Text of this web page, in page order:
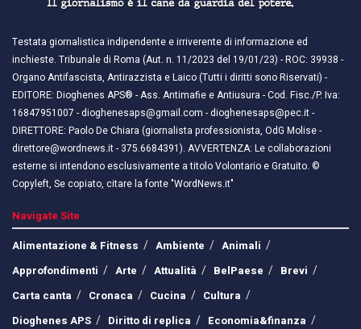
Testata giornalistica indipendente e irriverente di informazione ed
inchieste. Tribunale di Roma (Aut. n. 11/2023 del 19/01/23) - ROC: 39938 -
Organo Antifascista, Antirazzista e Laico (Tutti i diritti sono Riservati) -
EDITORE: Dioghenes APS® - Ass. Antimafie e Antiusura - Cod. Fisc./P. Iva:
16847951007 - dioghenesaps@gmail.com - dioghenesaps@pec.it - ​​
DIRETTORE: Paolo De Chiara (giornalista professionista, OdG Molise -
direttore@wordnews.it - ​​375.6684391). AVVERTENZA: Le collaborazioni
esterne si intendono esclusivamente a titolo Volontario e Gratuito. ©
Copyleft, Se copiato, citare la fonte "WordNews.it"
Navigate Site
Alimentazione & Fitness
Ambiente
Animali
Approfondimenti
Arte Attualità BelPaese
Brevi
Carta canta
Cronaca Cucina
Cultura
Dioghenes APS
Diritto di replica
Economia&finanza